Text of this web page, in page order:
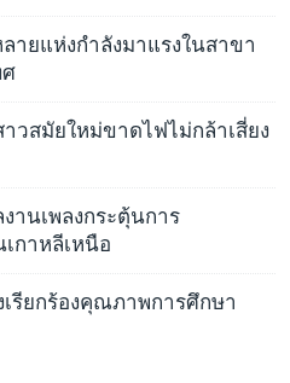
ายแห่งกำลังมาแรงในสาขา
วสมัยใหม่ขาดไฟไม่กล้าเสี่ยง
านเพลงกระตุ้นการ
เกาหลีเหนือ
รียกร้องคุณภาพการศึกษา